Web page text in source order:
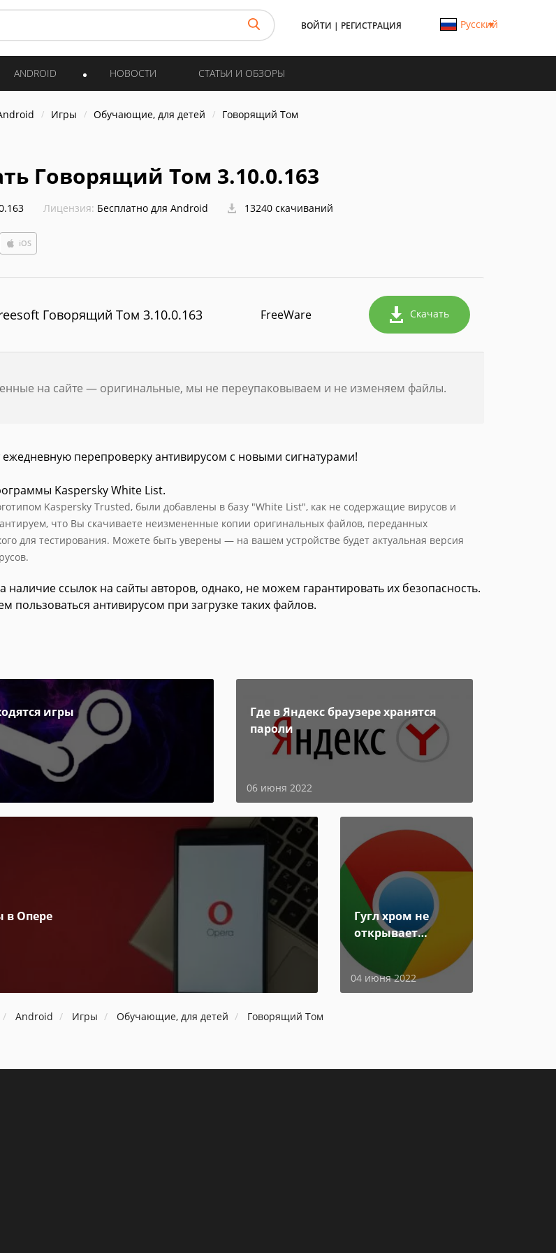
ВОЙТИ | РЕГИСТРАЦИЯ Русский
ANDROID НОВОСТИ СТАТЬИ И ОБЗОРЫ
Игры Обучающие, для детей Говорящий Том
Говорящий Том 3.10.0.163
Лицензия: Бесплатно для Android 13240 скачиваний
iOS
Говорящий Том 3.10.0.163 FreeWare Скачать
на сайте — оригинальные, мы не переупаковываем и не изменяем файлы.
перепроверку антивирусом с новыми сигнатурами!
Kaspersky White List.
Kaspersky Trusted, были добавлены в базу "White List", как не содержащие вирусов и
что Вы скачиваете неизмененные копии оригинальных файлов, переданных
для тестирования. Можете быть уверены — на вашем устройстве будет актуальная версия
ссылок на сайты авторов, однако, не можем гарантировать их безопасность.
пользоваться антивирусом при загрузке таких файлов.
игры
Где в Яндекс браузере хранятся
пароли
06 июня 2022
в Опере
Гугл хром не
открывает
04 июня 2022
Android Игры Обучающие, для детей Говорящий Том